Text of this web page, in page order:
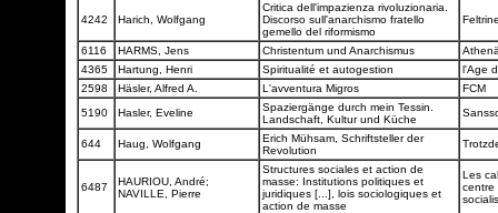
4242 Harich, Wolfgang
Critica dell'impazienza rivoluzionaria.
Discorso sull'anarchismo fratello
gemello del riformismo
6116 HARMS, Jens Christentum und Anarchismus
4365
Hartung, Henri Spiritualité et autogestion
l'Age
2598
Häsler, Alfred A. L'avventura Migros
FCM
5190
Hasler, Eveline
Spaziergänge durch mein Tessin.
Landschaft, Kultur und Küche
644 Haug, Wolfgang
Erich Mühsam, Schriftsteller der
Revolution
6487
HAURIOU, André;
NAVILLE, Pierre
Structures sociales et action de
masse: Institutions politiques et
juridiques [...], lois sociologiques et
action de masse
Les
centre